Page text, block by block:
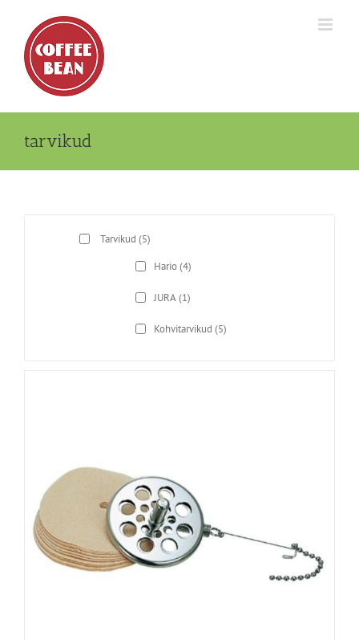
content
tarvikud
Tarvikud (5)
Hario(4)
JURA(1)
Kohvitarvikud (5)